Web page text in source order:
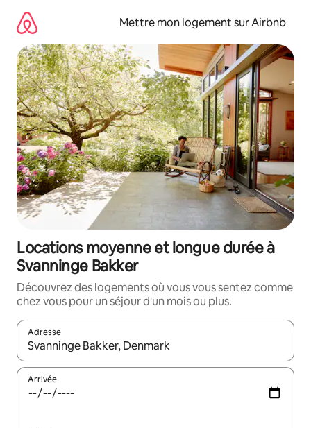
directement
contenu
Mettre mon logement sur Airbnb
Locations moyenne et longue durée à
Svanninge Bakker
Découvrez des logements où vous vous sentez comme
chez vous pour un séjour d'un mois ou plus.
Adresse
Lorsque les résultats s'affichent, utilisez les flèches vers le
Arrivée